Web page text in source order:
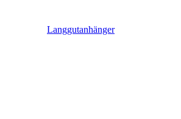
Langgutanhänger